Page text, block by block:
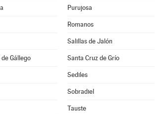
Purujosa
Romanos
Salillas de Jalón
Gállego Santa Cruz de Grío
Sediles
Sobradiel
Tauste